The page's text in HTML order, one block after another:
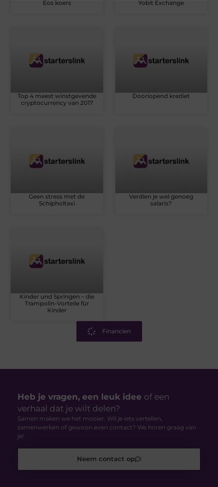
Eos koers Yobit Exchange
Top 4 meest winstgevende
cryptocurrency van 2017
Doorlopend krediet
Geen stress met de
Schipholtaxi
Verdien je wel genoeg
salaris?
Kinder und Springen – die
Trampolin-Vorteile für
Kinder
Financien
Heb je vragen, een leuk idee of een
verhaal dat je wilt delen?
Samen maken we het mooier. Wil je iets vertellen,
samenwerken of gewoon even contact? We horen graag van
je!
Neem contact op